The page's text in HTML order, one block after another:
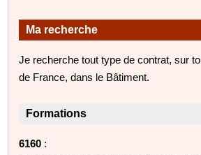
Ma recherche
Je recherche tout type de contrat, sur
de France, dans le Bâtiment.
Formations
6160 :